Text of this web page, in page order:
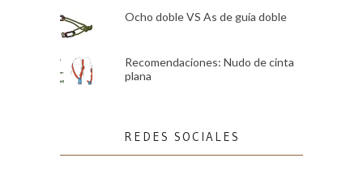
Ocho doble VS As de guía doble
Recomendaciones: Nudo de cinta
plana
REDES SOCIALES